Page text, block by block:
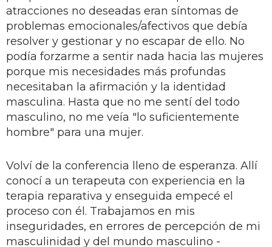
atracciones no deseadas eran síntomas de
problemas emocionales/afectivos que debía
resolver y gestionar y no escapar de ello. No
podía forzarme a sentir nada hacia las mujeres
porque mis necesidades más profundas
necesitaban la afirmación y la identidad
masculina. Hasta que no me sentí del todo
masculino, no me veía "lo suficientemente
hombre" para una mujer.
Volví de la conferencia lleno de esperanza. Allí
conocí a un terapeuta con experiencia en la
terapia reparativa y enseguida empecé el
proceso con él. Trabajamos en mis
inseguridades, en errores de percepción de mi
masculinidad y del mundo masculino -